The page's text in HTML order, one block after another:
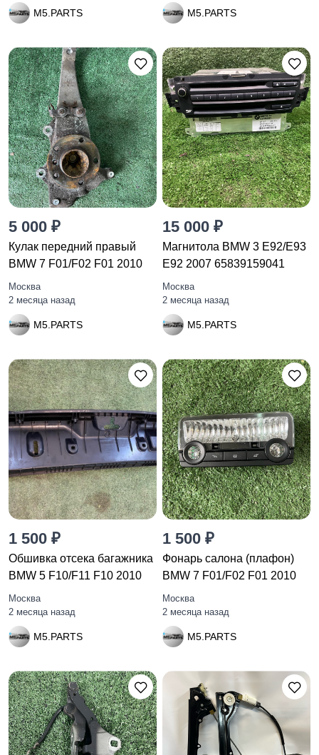
M5.PARTS M5.PARTS
5 000 ₽
Кулак передний правый
BMW 7 F01/F02 F01 2010
Москва
2 месяца назад
M5.PARTS
15 000 ₽
Магнитола BMW 3 E92/E93
E92 2007 65839159041
Москва
2 месяца назад
M5.PARTS
1 500 ₽
Обшивка отсека багажника
BMW 5 F10/F11 F10 2010
Москва
2 месяца назад
M5.PARTS
1 500 ₽
Фонарь салона (плафон)
BMW 7 F01/F02 F01 2010
Москва
2 месяца назад
M5.PARTS